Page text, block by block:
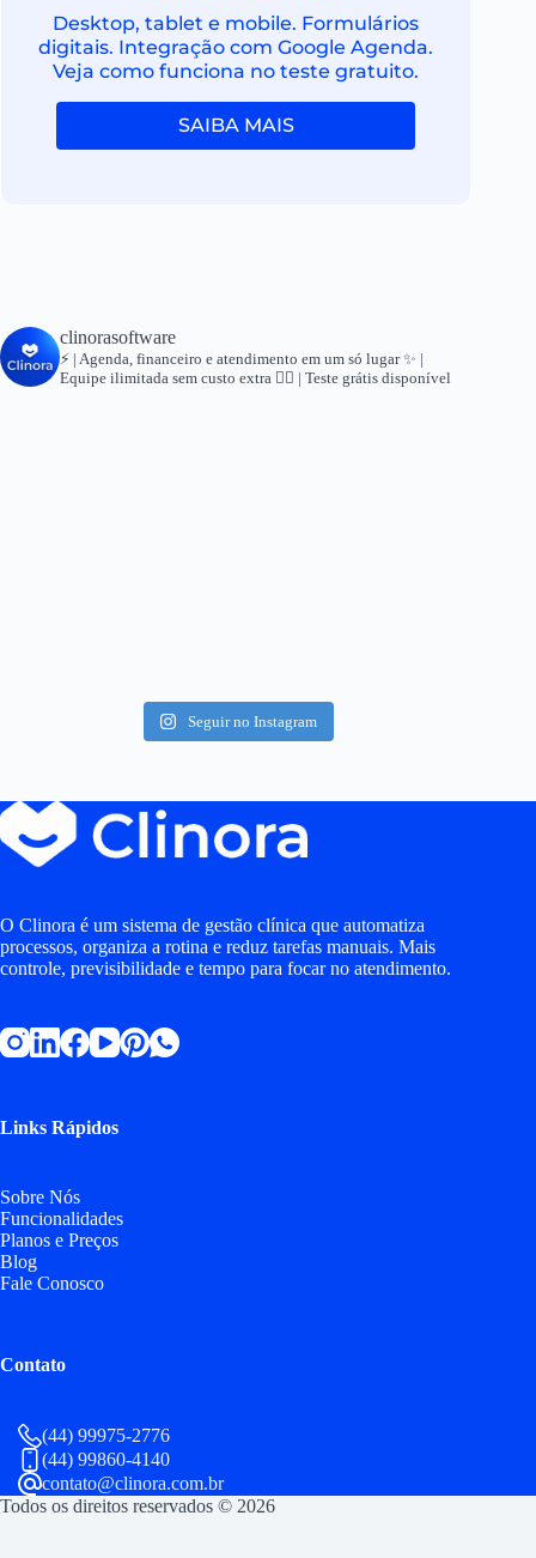
Desktop, tablet e mobile. Formulários
digitais. Integração com Google Agenda.
Veja como funciona no teste gratuito.
SAIBA MAIS
clinorasoftware
⚡ | Agenda, financeiro e atendimento em um só lugar✨ |
Equipe ilimitada sem custo extra 👇🏻 | Teste grátis disponível
Seguir no Instagram
O Clinora é um sistema de gestão clínica que automatiza
processos, organiza a rotina e reduz tarefas manuais. Mais
controle, previsibilidade e tempo para focar no atendimento.
Links Rápidos
Sobre Nós
Funcionalidades
Planos e Preços
Blog
Fale Conosco
Contato
(44) 99975-2776
(44) 99860-4140
contato@clinora.com.br
Todos os direitos reservados © 2026